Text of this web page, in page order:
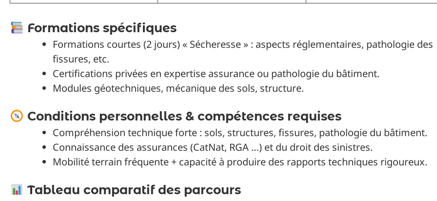
Formations spécifiques
Formations courtes (2 jours) « Sécheresse » : aspects réglementaires, pathologie des
fissures, etc.
Certifications privées en expertise assurance ou pathologie du bâtiment.
Modules géotechniques, mécanique des sols, structure.
Conditions personnelles & compétences requises
Compréhension technique forte : sols, structures, fissures, pathologie du bâtiment.
Connaissance des assurances (CatNat, RGA …) et du droit des sinistres.
Mobilité terrain fréquente + capacité à produire des rapports techniques rigoureux.
Tableau comparatif des parcours